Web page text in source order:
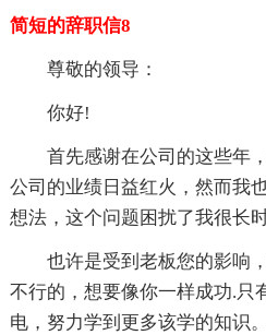
简短的辞职信8
尊敬的领导：
你好!
首先感谢在公司的这些年
公司的业绩日益红火，然而我
想法，这个问题困扰了我很长时
也许是受到老板您的影响
不行的，想要像你一样成功.只
电，努力学到更多该学的知识